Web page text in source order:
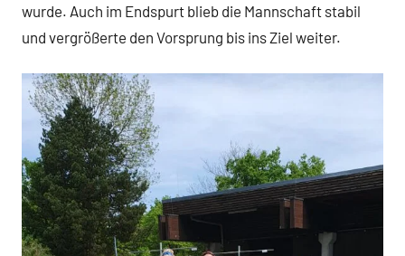
wurde. Auch im Endspurt blieb die Mannschaft stabil
und vergrößerte den Vorsprung bis ins Ziel weiter.